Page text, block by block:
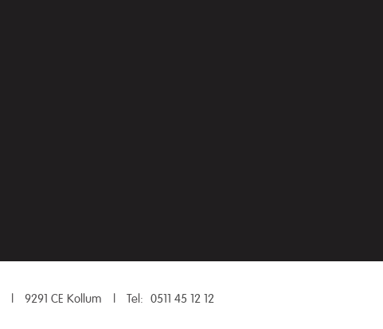
9291 CE Kollum Tel: 0511 45 12 12